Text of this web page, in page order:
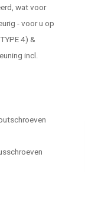
wat voor
- voor u op
4) &
incl.